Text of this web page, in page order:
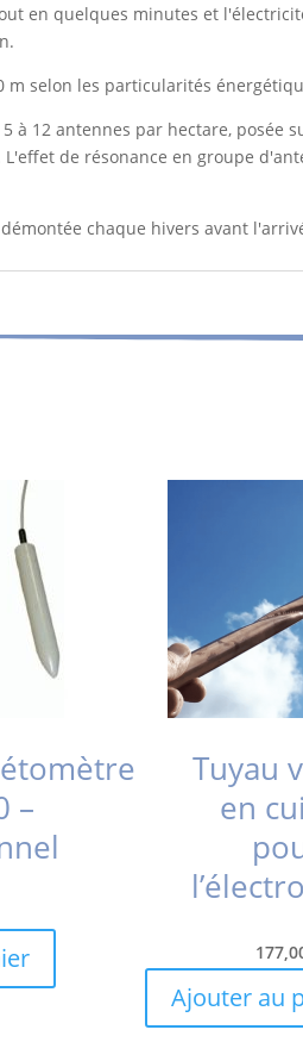
en quelques minutes et
m selon les particularités
à 12 antennes par hectare, posée
de résonance en groupe
chaque hivers avant
–
Tuyau
en
Ajouter au